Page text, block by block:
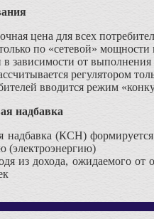
цена для всех
по «сетевой»
зависимости от выполнения
регулятором
вводится режим
надбавка
надбавка (КСН)
(электроэнергию)
из дохода, ожидаемого